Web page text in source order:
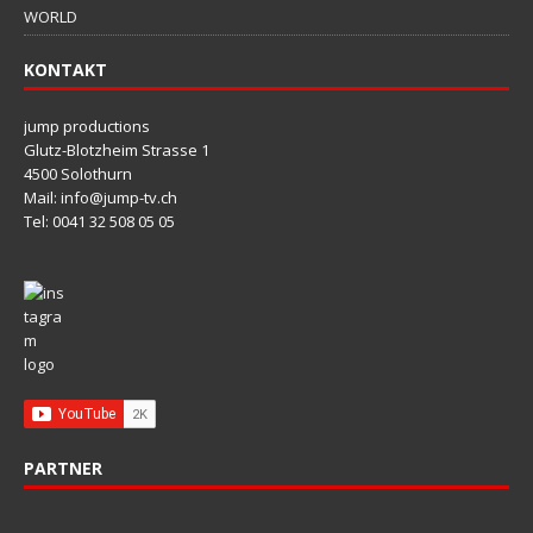
WORLD
KONTAKT
jump productions
Glutz-Blotzheim Strasse 1
4500 Solothurn
Mail: info@jump-tv.ch
Tel: 0041 32 508 05 05
PARTNER